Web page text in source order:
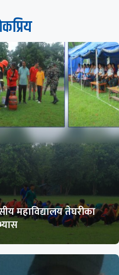
महाविद्यालय तेघरीका